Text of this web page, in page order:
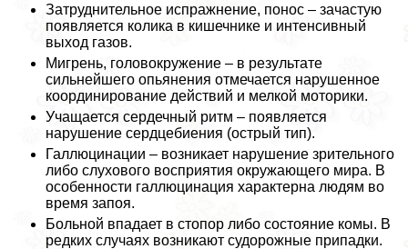
Затруднительное испpaжнeние, понос – зачастую
появляется колика в кишечнике и интенсивный
выход газов.
Мигрень, головокружение – в результате
сильнейшего опьянения отмечается нарушенное
координирование действий и мелкой моторики.
Учащается сердечный ритм – появляется
нарушение сердцебиения (острый тип).
Галлюцинации – возникает нарушение зрительного
либо слухового восприятия окружающего мира. В
особенности галлюцинация хаpaктерна людям во
время запоя.
Больной впадает в стопор либо состояние комы. В
редких случаях возникают судорожные припадки.